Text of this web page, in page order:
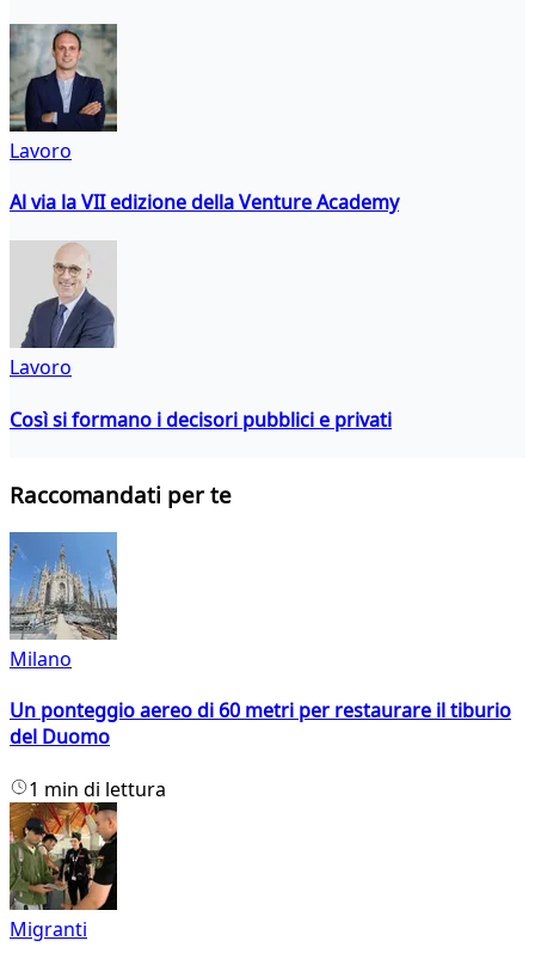
Lavoro
Al via la VII edizione della Venture Academy
Lavoro
Così si formano i decisori pubblici e privati
Raccomandati per te
Milano
Un ponteggio aereo di 60 metri per restaurare il tiburio
del Duomo
1 min di lettura
Migranti